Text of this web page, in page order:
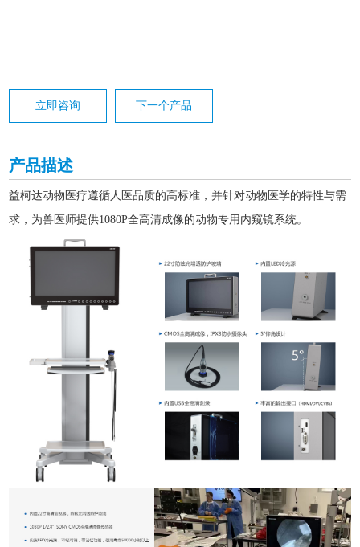
立即咨询 下一个产品
产品描述
益柯达动物医疗遵循人医品质的高标准，并针对动物医学的特性与需
求，为兽医师提供1080P全高清成像的动物专用内窥镜系统。